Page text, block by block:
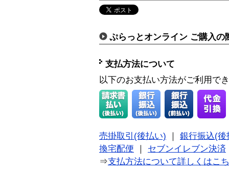
ぷらっとオンライン ご購入の
支払方法について
以下のお支払い方法がご利用で
売掛取引(後払い)
銀行振込(後
換宅配便
セブンイレブン決済
⇒支払方法について詳しくはこ